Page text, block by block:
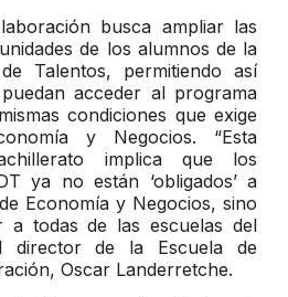
busca ampliar las
de los alumnos de la
Talentos, permitiendo así
acceder al programa
condiciones que exige
y Negocios. “Esta
implica que los
ya no están ‘obligados’ a
Economía y Negocios, sino
a todas de las escuelas del
director de la Escuela de
Oscar Landerretche.